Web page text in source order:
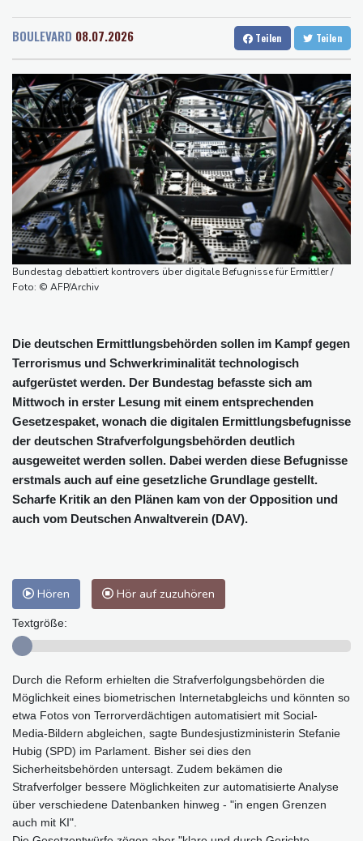
Dresden
17 °C Wien
22 °C
Baden-Baden
12 °C
Hitze und Niedrigwasser: Städte- und Gemeindebund fordert
Infantinos Investorenplan: FIFA-Experte fordert Aufarbeitung
Biathlon-Olympiasieger Jacquelin wird Teilzeit-Radprofi
Kircher: VAR nicht "zu kleinteilig" einsetzen
Kreise: Türkei will mit Pakistan und Saudi-Arabien
Verteidigungspakt schließen
Sprengstoff-Drohne am Leipziger Flughafen:
Bundesanwaltschaft übernimmt Ermittlungen
BOULEVARD 08.07.2026 Teilen Teilen
Bundestag debattiert kontrovers über digitale Befugnisse für Ermittler /
Foto: © AFP/Archiv
Die deutschen Ermittlungsbehörden sollen im Kampf gegen
Terrorismus und Schwerkriminalität technologisch
aufgerüstet werden. Der Bundestag befasste sich am
Mittwoch in erster Lesung mit einem entsprechenden
Gesetzespaket, wonach die digitalen Ermittlungsbefugnisse
der deutschen Strafverfolgungsbehörden deutlich
ausgeweitet werden sollen. Dabei werden diese Befugnisse
erstmals auch auf eine gesetzliche Grundlage gestellt.
Scharfe Kritik an den Plänen kam von der Opposition und
auch vom Deutschen Anwaltverein (DAV).
Hören Hör auf zuzuhören
Textgröße:
Durch die Reform erhielten die Strafverfolgungsbehörden die
Möglichkeit eines biometrischen Internetabgleichs und könnten so
etwa Fotos von Terrorverdächtigen automatisiert mit Social-
Media-Bildern abgleichen, sagte Bundesjustizministerin Stefanie
Hubig (SPD) im Parlament. Bisher sei dies den
Sicherheitsbehörden untersagt. Zudem bekämen die
Strafverfolger bessere Möglichkeiten zur automatisierte Analyse
über verschiedene Datenbanken hinweg - "in engen Grenzen
auch mit KI".